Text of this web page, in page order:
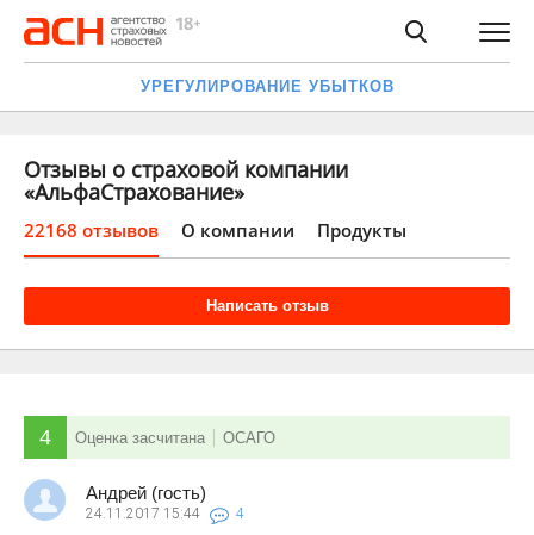
УРЕГУЛИРОВАНИЕ УБЫТКОВ
Отзывы о страховой компании
«АльфаСтрахование»
22168 отзывов О компании Продукты
Написать отзыв
4 Оценка засчитана ОСАГО
Андрей (гость)
24.11.2017 15:44 4